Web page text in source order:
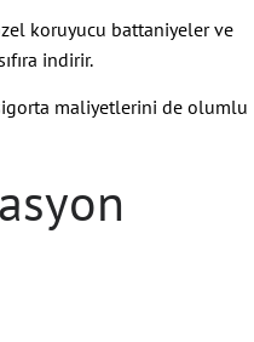
koruyucu battaniyeler ve
indirir.
maliyetlerini de olumlu